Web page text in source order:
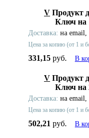
V Продукт
Ключ на
Доставка: на email,
Цена за копию (от 1 и
331,15 руб. В
V Продукт
Ключ на
Доставка: на email,
Цена за копию (от 1 и
502,21 руб. В